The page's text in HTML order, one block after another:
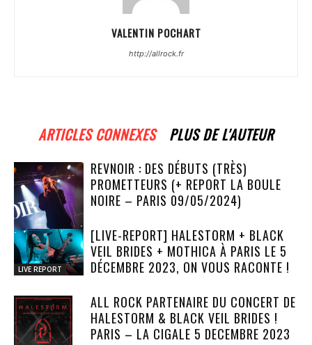
VALENTIN POCHART
http://allrock.fr
ARTICLES CONNEXES PLUS DE L'AUTEUR
LIVE REPORT
REVNOIR : DES DÉBUTS (TRÈS)
PROMETTEURS (+ REPORT LA BOULE
NOIRE – PARIS 09/05/2024)
LIVE REPORT
[LIVE-REPORT] HALESTORM + BLACK
VEIL BRIDES + MOTHICA À PARIS LE 5
DÉCEMBRE 2023, ON VOUS RACONTE !
ALL ROCK PARTENAIRE DU CONCERT DE
HALESTORM & BLACK VEIL BRIDES !
PARIS – LA CIGALE 5 DECEMBRE 2023